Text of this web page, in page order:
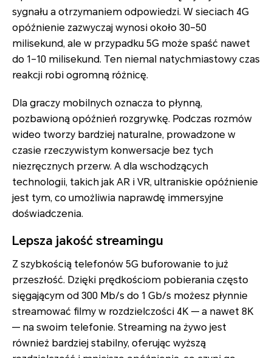
sygnału a otrzymaniem odpowiedzi. W sieciach 4G
opóźnienie zazwyczaj wynosi około 30–50
milisekund, ale w przypadku 5G może spaść nawet
do 1–10 milisekund. Ten niemal natychmiastowy czas
reakcji robi ogromną różnicę.
Dla graczy mobilnych oznacza to płynną,
pozbawioną opóźnień rozgrywkę. Podczas rozmów
wideo tworzy bardziej naturalne, prowadzone w
czasie rzeczywistym konwersacje bez tych
niezręcznych przerw. A dla wschodzących
technologii, takich jak AR i VR, ultraniskie opóźnienie
jest tym, co umożliwia naprawdę immersyjne
doświadczenia.
Lepsza jakość streamingu
Z szybkością telefonów 5G buforowanie to już
przeszłość. Dzięki prędkościom pobierania często
sięgającym od 300 Mb/s do 1 Gb/s możesz płynnie
streamować filmy w rozdzielczości 4K — a nawet 8K
— na swoim telefonie. Streaming na żywo jest
również bardziej stabilny, oferując wyższą